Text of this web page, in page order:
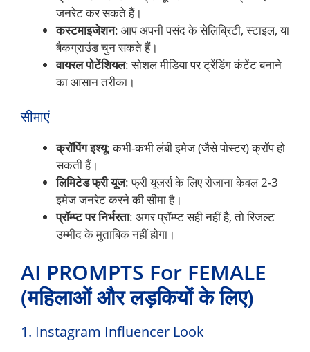
जनरेट कर सकते हैं।
कस्टमाइजेशन: आप अपनी पसंद के सेलिब्रिटी, स्टाइल, या
बैकग्राउंड चुन सकते हैं।
वायरल पोटेंशियल: सोशल मीडिया पर ट्रेंडिंग कंटेंट बनाने
का आसान तरीका।
सीमाएं
क्रॉपिंग इश्यू: कभी-कभी लंबी इमेज (जैसे पोस्टर) क्रॉप हो
सकती हैं।
लिमिटेड फ्री यूज: फ्री यूजर्स के लिए रोजाना केवल 2-3
इमेज जनरेट करने की सीमा है।
प्रॉम्प्ट पर निर्भरता: अगर प्रॉम्प्ट सही नहीं है, तो रिजल्ट
उम्मीद के मुताबिक नहीं होगा।
AI PROMPTS For FEMALE
(महिलाओं और लड़कियों के लिए)
1. Instagram Influencer Look